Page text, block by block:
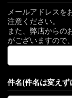
メールアドレスを
注意ください。
また、弊店からの
がございますので
件名(件名は変え